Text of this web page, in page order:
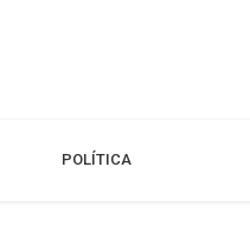
POLÍTICA